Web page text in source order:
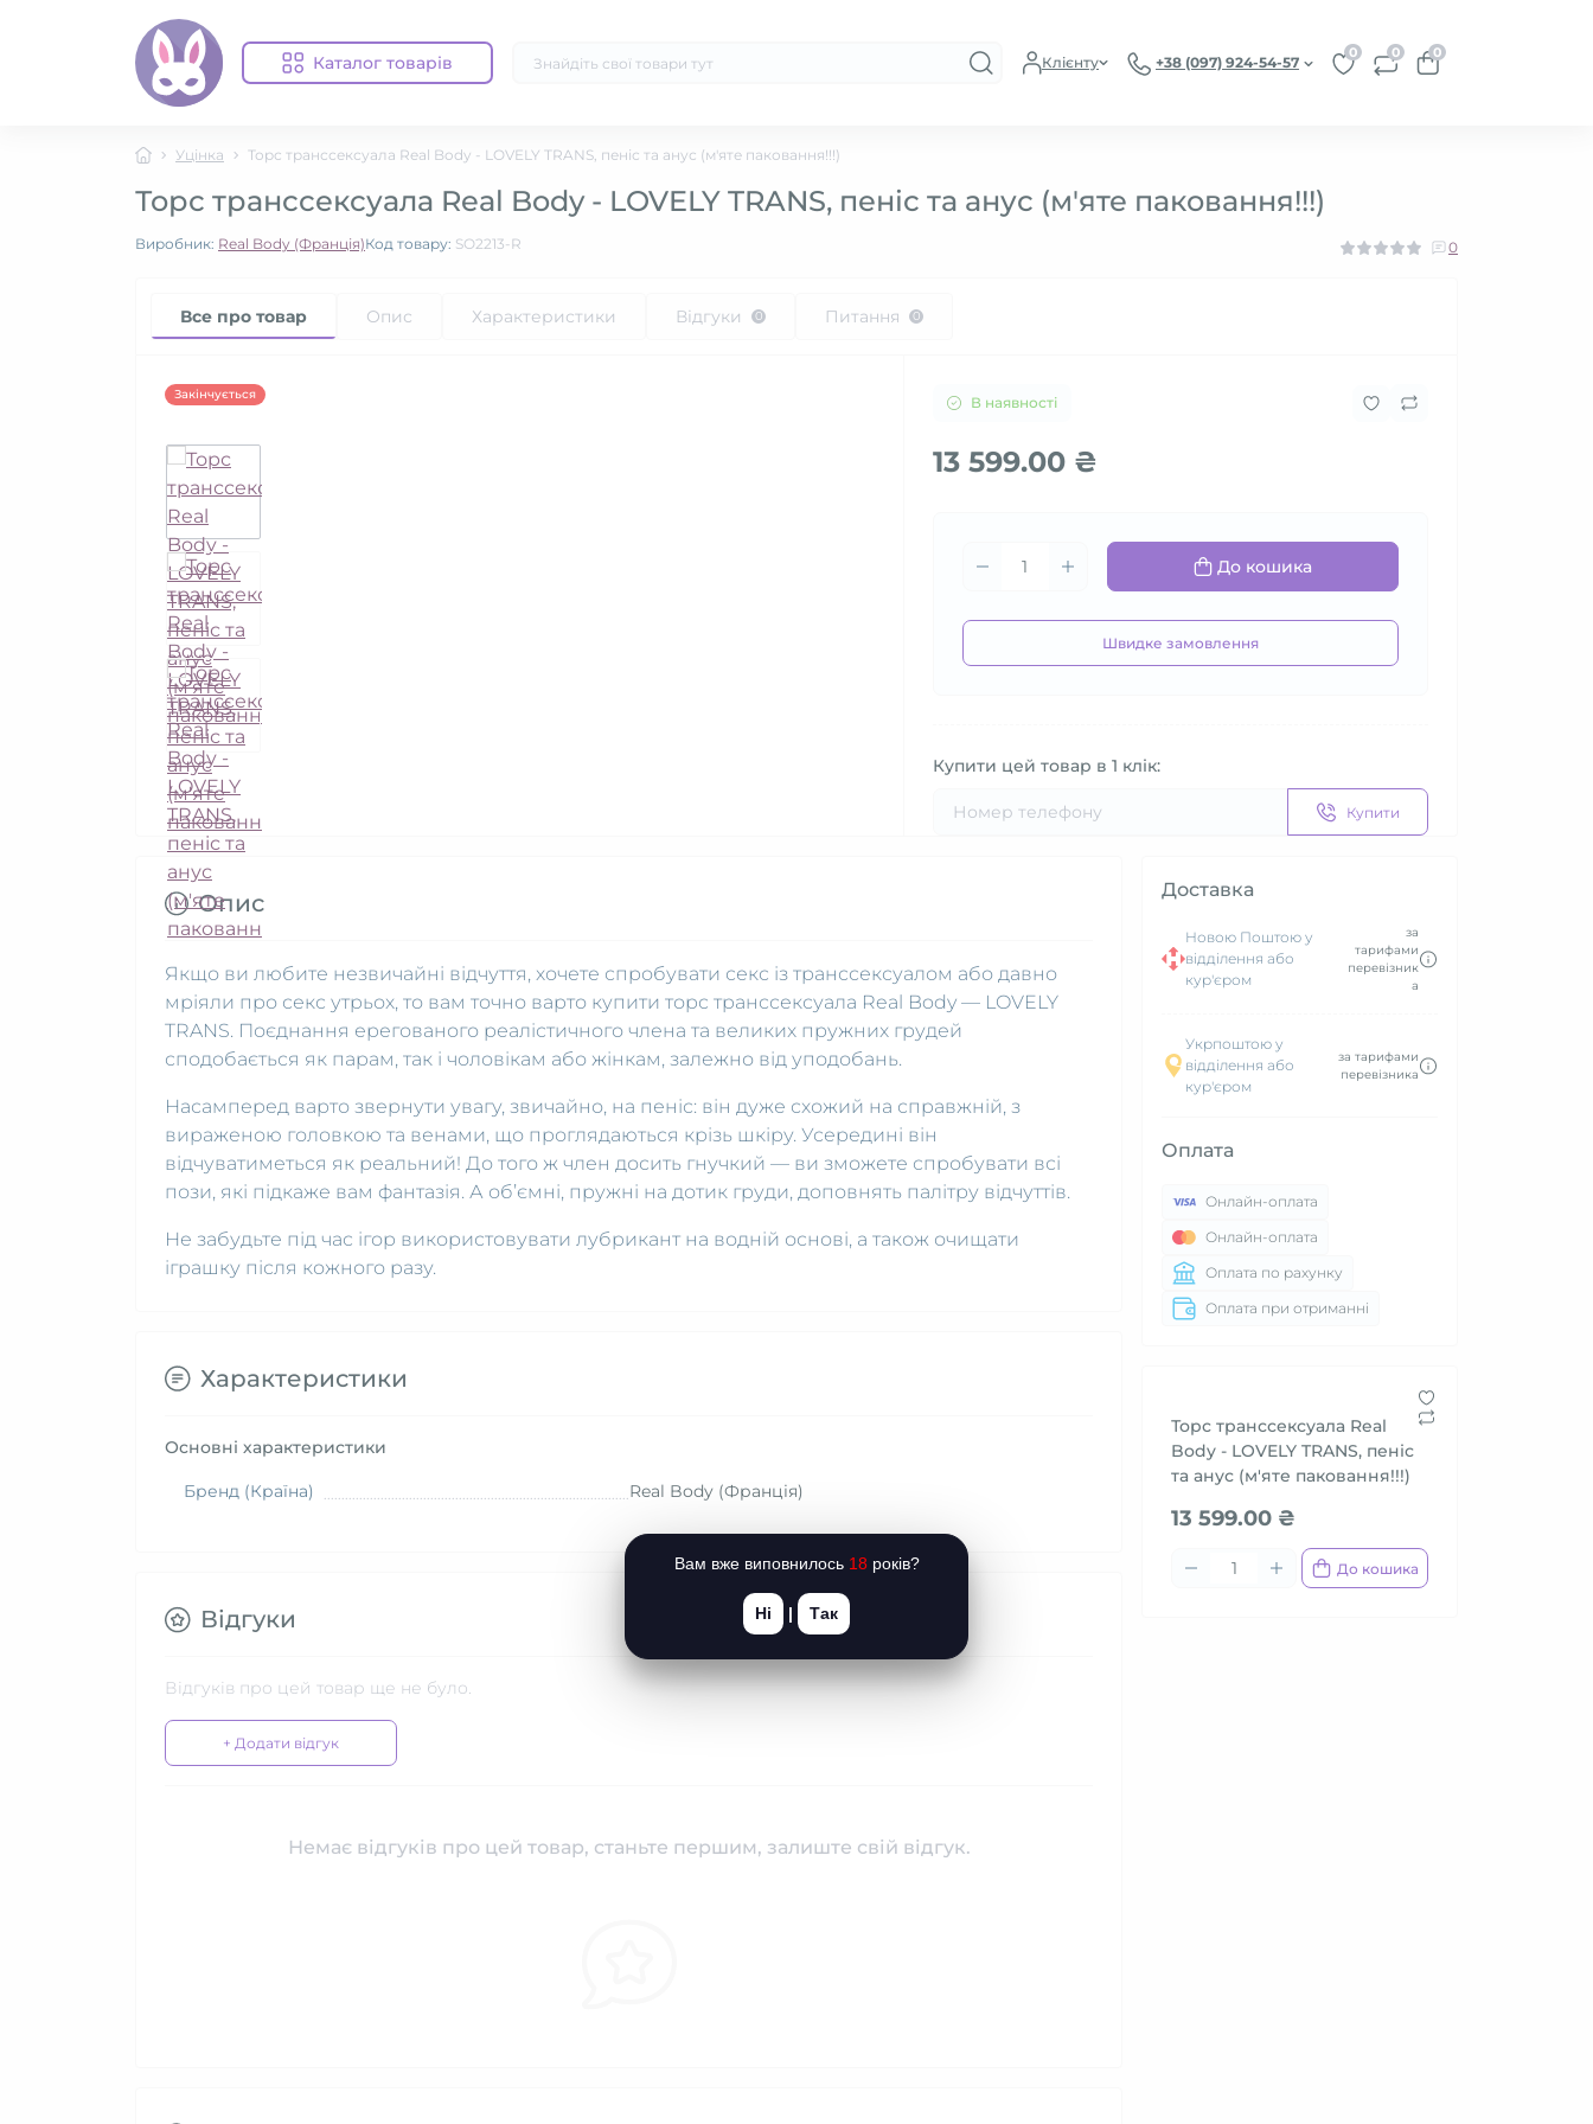
Каталог товарів Клієнту +38 (097) 924-54-57
0 0 0
Уцінка Торс транссексуала Real Body - LOVELY TRANS, пеніс та анус (м'яте паковання!!!)
Торс транссексуала Real Body - LOVELY TRANS, пеніс та анус (м'яте паковання!!!)
Виробник: Real Body (Франція)Код товару: SO2213-R 0
Все про товар Опис Характеристики Відгуки 0 Питання 0
Закінчується В наявності
13 599.00 ₴
До кошика
Швидке замовлення
Купити цей товар в 1 клік:
Купити
Доставка
Новою Поштою у
відділення або
кур'єром
за
тарифами
перевізник
а
Укрпоштою у
відділення або
кур'єром
за тарифами
перевізника
Оплата
Онлайн-оплата
Онлайн-оплата
Оплата по рахунку
Оплата при отриманні
Торс транссексуала Real
Body - LOVELY TRANS, пеніс
та анус (м'яте паковання!!!)
13 599.00 ₴
До кошика
Опис
Якщо ви любите незвичайні відчуття, хочете спробувати секс із транссексуалом або давно
мріяли про секс утрьох, то вам точно варто купити торс транссексуала Real Body — LOVELY
TRANS. Поєднання ерегованого реалістичного члена та великих пружних грудей
сподобається як парам, так і чоловікам або жінкам, залежно від уподобань.
Насамперед варто звернути увагу, звичайно, на пеніс: він дуже схожий на справжній, з
вираженою головкою та венами, що проглядаються крізь шкіру. Усередині він
відчуватиметься як реальний! До того ж член досить гнучкий — ви зможете спробувати всі
пози, які підкаже вам фантазія. А об’ємні, пружні на дотик груди, доповнять палітру відчуттів.
Не забудьте під час ігор використовувати лубрикант на водній основі, а також очищати
іграшку після кожного разу.
Характеристики
Основні характеристики
Бренд (Країна) Real Body (Франція)
Відгуки
Відгуків про цей товар ще не було.
+ Додати відгук
Немає відгуків про цей товар, станьте першим, залиште свій відгук.
Вам вже виповнилось 18 років?
Ні | Так